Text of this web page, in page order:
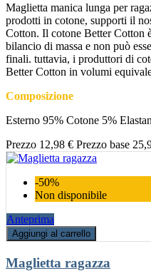
Maglietta manica lunga per
prodotti in cotone, supporti il
Cotton. Il cotone Better Cotton
bilancio di massa e non può
finali. tuttavia, i produttori di
Better Cotton in volumi
Composizione
Esterno 95% Cotone 5% Elastan
Prezzo 12,98 € Prezzo base
-50%
Non disponibile
Anteprima
Aggiungi al carrello
Maglietta ragazza